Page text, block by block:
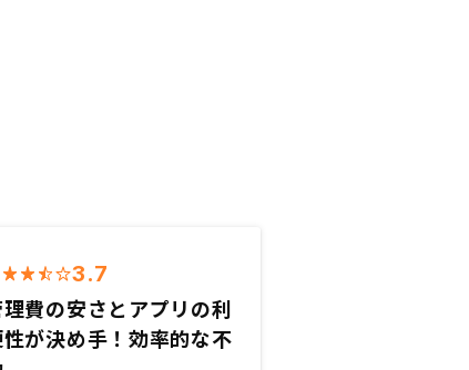
3.7
費の安さとアプリの利
が決め手！効率的な不